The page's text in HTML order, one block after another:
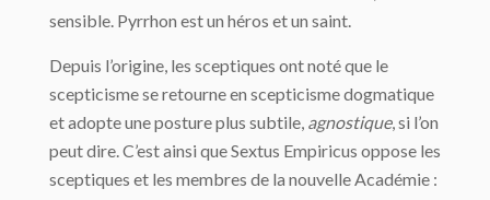
sensible. Pyrrhon est un héros et un saint.
Depuis l’origine, les sceptiques ont noté que le
scepticisme se retourne en scepticisme dogmatique
et adopte une posture plus subtile, agnostique, si l’on
peut dire. C’est ainsi que Sextus Empiricus oppose les
sceptiques et les membres de la nouvelle Académie :